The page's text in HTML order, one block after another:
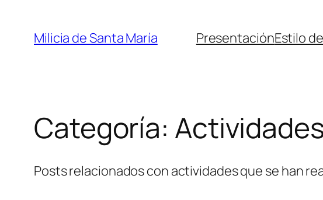
contenido
Milicia de Santa María PresentaciónEstilo
Categoría:
Posts relacionados con actividades que se han